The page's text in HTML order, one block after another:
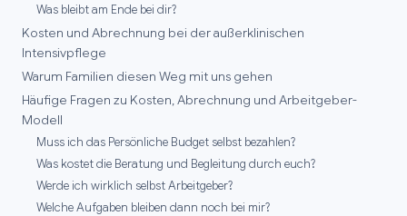
Was bleibt am Ende bei dir?
Kosten und Abrechnung bei der außerklinischen
Intensivpflege
Warum Familien diesen Weg mit uns gehen
Häufige Fragen zu Kosten, Abrechnung und Arbeitgeber-
Modell
Muss ich das Persönliche Budget selbst bezahlen?
Was kostet die Beratung und Begleitung durch euch?
Werde ich wirklich selbst Arbeitgeber?
Welche Aufgaben bleiben dann noch bei mir?